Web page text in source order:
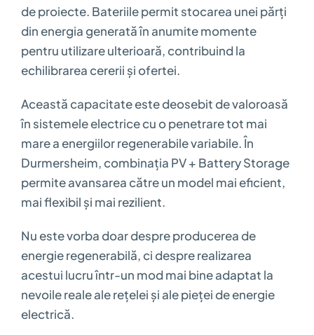
de proiecte. Bateriile permit stocarea unei părți
din energia generată în anumite momente
pentru utilizare ulterioară, contribuind la
echilibrarea cererii și ofertei.
Această capacitate este deosebit de valoroasă
în sistemele electrice cu o penetrare tot mai
mare a energiilor regenerabile variabile. În
Durmersheim, combinația PV + Battery Storage
permite avansarea către un model mai eficient,
mai flexibil și mai rezilient.
Nu este vorba doar despre producerea de
energie regenerabilă, ci despre realizarea
acestui lucru într-un mod mai bine adaptat la
nevoile reale ale rețelei și ale pieței de energie
electrică.